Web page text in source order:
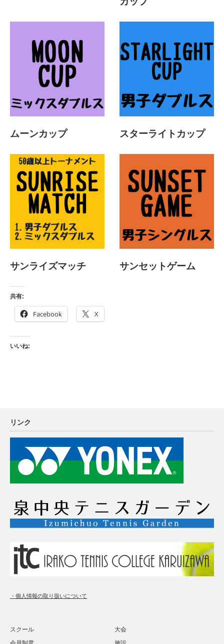
ムーンカップ スターライトカップ
サンライズマッチ サンセットゲーム
共有:
Facebook X
いいね:
リンク
・個人情報の取り扱いについて
スクール
大会